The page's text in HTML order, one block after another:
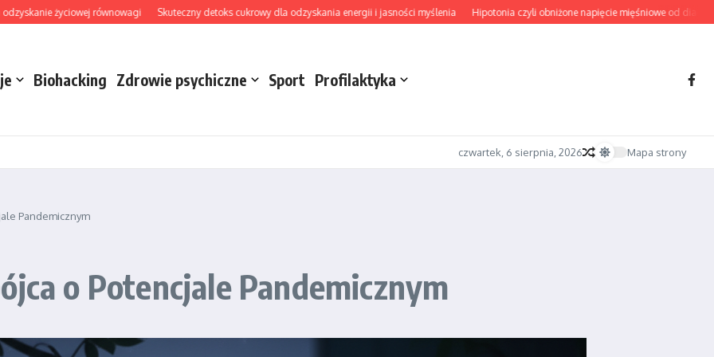
życiowej równowagi Skuteczny detoks cukrowy dla odzyskania energii i jasności myślenia Hipotonia czyli obniżone napięcie mięśniowe od diagnozy po
Biohacking Zdrowie psychiczne Sport Profilaktyka
czwartek, 6 sierpnia, 2026 Mapa strony
Pandemicznym
o Potencjale Pandemicznym